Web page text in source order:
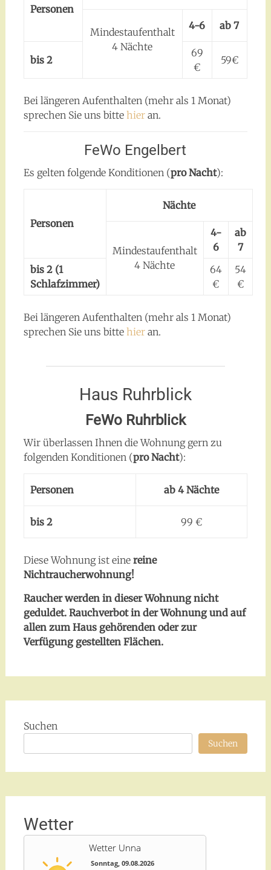
Personen
Mindestaufenthalt
4 Nächte
4-6 ab 7
bis 2
69
€
59€
Bei längeren Aufenthalten (mehr als 1 Monat)
sprechen Sie uns bitte hieran.
FeWo Engelbert
Es gelten folgende Konditionen (pro Nacht):
Personen
Nächte
Mindestaufenthalt
4 Nächte
4-
6
ab
7
bis 2 (1
Schlafzimmer)
64
€
54
€
Bei längeren Aufenthalten (mehr als 1 Monat)
sprechen Sie uns bitte hieran.
Haus Ruhrblick
FeWo Ruhrblick
Wir überlassen Ihnen die Wohnung gern zu
folgenden Konditionen (pro Nacht):
Personen ab 4 Nächte
bis 2 99 €
Diese Wohnung ist eine reine
Nichtraucherwohnung!
Raucher werden in dieser Wohnung nicht
geduldet. Rauchverbot in der Wohnung und auf
allen zum Haus gehörenden oder zur
Verfügung gestellten Flächen.
Suchen
Suchen
Wetter
Wetter Unna
Sonntag, 09.08.2026